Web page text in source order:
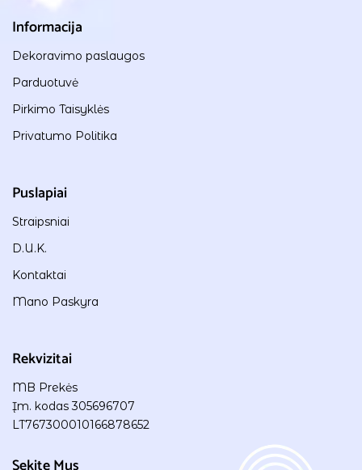
Informacija
Dekoravimo paslaugos
Parduotuvė
Pirkimo Taisyklės
Privatumo Politika
Puslapiai
Straipsniai
D.U.K.
Kontaktai
Mano Paskyra
Rekvizitai
MB Prekės
Įm. kodas 305696707
LT767300010166878652